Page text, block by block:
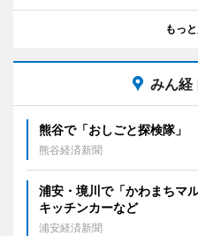
もっ
みん経
熊谷で「おしごと探検隊」
熊谷経済新聞
浦安・境川で「かわまちマ
キッチンカーなど
浦安経済新聞